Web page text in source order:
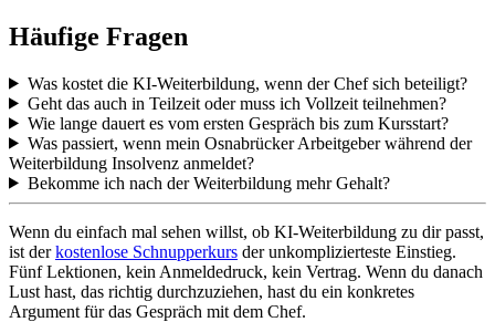
Häufige Fragen
Was kostet die KI-Weiterbildung, wenn der Chef sich beteiligt?
Geht das auch in Teilzeit oder muss ich Vollzeit teilnehmen?
Wie lange dauert es vom ersten Gespräch bis zum Kursstart?
Was passiert, wenn mein Osnabrücker Arbeitgeber während der
Weiterbildung Insolvenz anmeldet?
Bekomme ich nach der Weiterbildung mehr Gehalt?
Wenn du einfach mal sehen willst, ob KI-Weiterbildung zu dir passt,
ist derkostenlose Schnupperkurs der unkomplizierteste Einstieg.
Fünf Lektionen, kein Anmeldedruck, kein Vertrag. Wenn du danach
Lust hast, das richtig durchzuziehen, hast du ein konkretes
Argument für das Gespräch mit dem Chef.